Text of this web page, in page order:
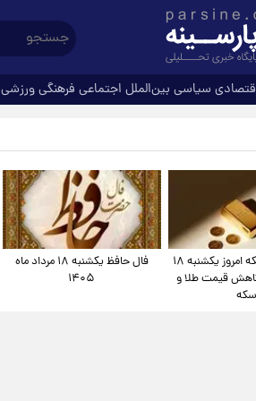
سیاسی بین‌الملل اجتماعی فرهنگیورزشی
قیمت طلا و سکه امروز یکشنبه ۱۸
۱۴۰۵/کاهش قیمت طلا و
سکه
فال حافظ یکشنبه ۱۸ مرداد ماه
۱۴۰۵